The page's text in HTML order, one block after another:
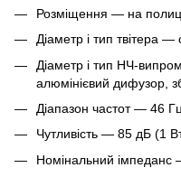
Розміщення — на
Діаметр і тип твітера —
Діаметр і тип НЧ-
алюмінієвий дифузор,
Діапазон частот — 46
Чутливість — 85 дБ (1
Номінальний